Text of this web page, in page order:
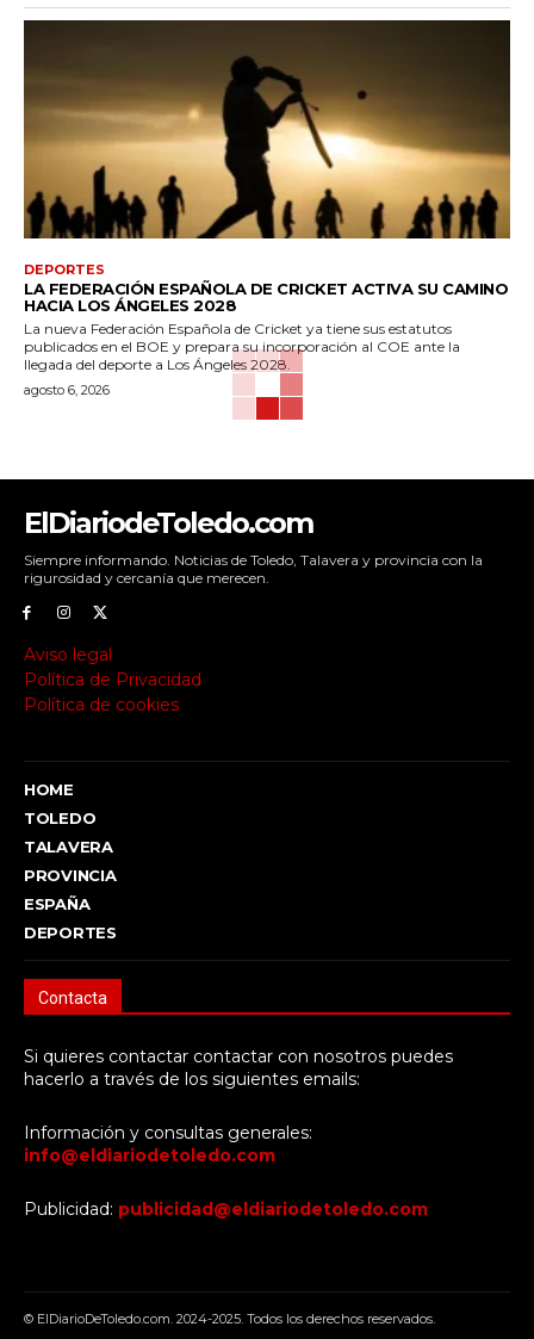
DEPORTES
LA FEDERACIÓN ESPAÑOLA DE CRICKET ACTIVA SU CAMINO
HACIA LOS ÁNGELES 2028
La nueva Federación Española de Cricket ya tiene sus estatutos
publicados en el BOE y prepara su incorporación al COE ante la
llegada del deporte a Los Ángeles 2028.
agosto 6, 2026
ElDiariodeToledo.com
Siempre informando. Noticias de Toledo, Talavera y provincia con la
rigurosidad y cercanía que merecen.
Aviso legal
Política de Privacidad
Política de cookies
HOME
TOLEDO
TALAVERA
PROVINCIA
ESPAÑA
DEPORTES
Contacta
Si quieres contactar contactar con nosotros puedes
hacerlo a través de los siguientes emails:
Información y consultas generales:
info@eldiariodetoledo.com
Publicidad: publicidad@eldiariodetoledo.com
© ElDiarioDeToledo.com. 2024-2025. Todos los derechos reservados.